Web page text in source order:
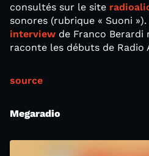
consultés sur le site
sonores (rubrique « Suoni
interview de Franco Berardi
raconte les débuts de Radio
source
Megaradio